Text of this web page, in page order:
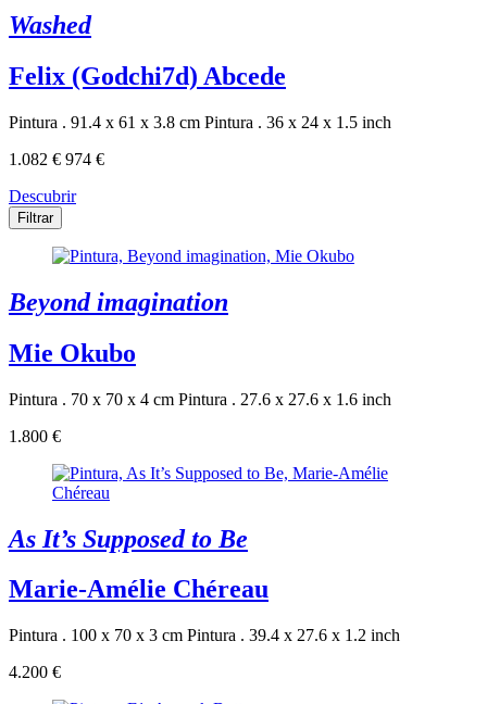
Washed
Felix (Godchi7d) Abcede
Pintura . 91.4 x 61 x 3.8 cm Pintura . 36 x 24 x 1.5 inch
1.082 € 974 €
Descubrir
Filtrar
Beyond imagination
Mie Okubo
Pintura . 70 x 70 x 4 cm Pintura . 27.6 x 27.6 x 1.6 inch
1.800 €
As It’s Supposed to Be
Marie-Amélie Chéreau
Pintura . 100 x 70 x 3 cm Pintura . 39.4 x 27.6 x 1.2 inch
4.200 €